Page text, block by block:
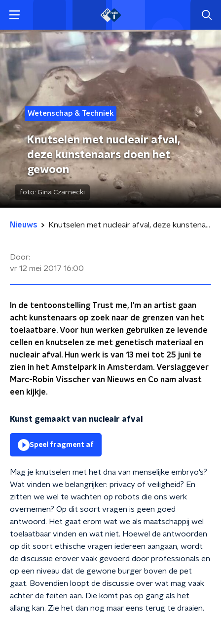
Wetenschap & Techniek
Knutselen met nucleair afval,
deze kunstenaars doen het
gewoon
foto: Gina Czarnecki
Nieuws Knutselen met nucleair afval, deze kunstenaars doen het gewoon
Door:
vr 12 mei 2017 16:00
In de tentoonstelling Trust me, I’m an artist gaan
acht kunstenaars op zoek naar de grenzen van het
toelaatbare. Voor hun werken gebruiken ze levende
cellen en knutselen ze met genetisch materiaal en
nucleair afval. Hun werk is van 13 mei tot 25 juni te
zien in het Amstelpark in Amsterdam. Verslaggever
Marc-Robin Visscher van Nieuws en Co nam alvast
een kijkje.
Kunst gemaakt van nucleair afval
Speel fragment af
Mag je knutselen met het dna van menselijke embryo’s?
Wat vinden we belangrijker: privacy of veiligheid? En
zitten we wel te wachten op robots die ons werk
overnemen? Op dit soort vragen is geen goed
antwoord. Het gaat erom wat we als maatschappij wel
toelaatbaar vinden en wat niet. Hoewel de antwoorden
op dit soort ethische vragen iedereen aangaan, wordt
de discussie erover vaak gevoerd door professionals en
op een niveau dat de gewone burger boven de pet
gaat. Bovendien loopt de discussie over wat mag vaak
achter de feiten aan. Die komt pas op gang als het
allang kan. Zie het dan nog maar eens terug te draaien.